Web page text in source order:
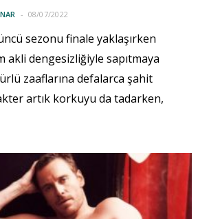
08/07/2022
sezonu finale yaklaşırken
akli dengesizliğiyle sapıtmaya
zaaflarına defalarca şahit
artık korkuyu da tadarken,